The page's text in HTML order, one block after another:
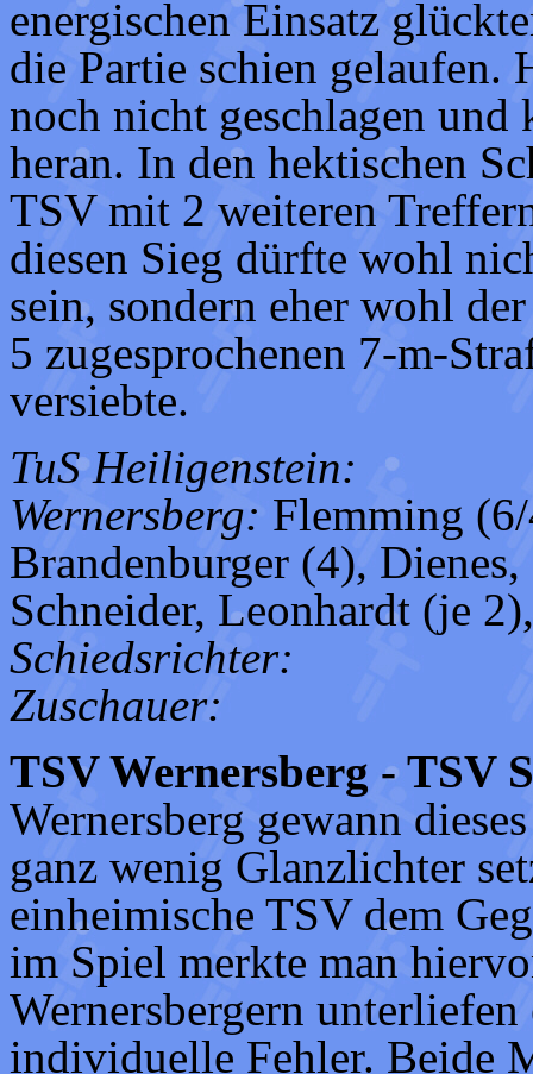
energischen Einsatz
die Partie schien gelaufen.
noch nicht geschlagen
heran. In den hektischen
TSV mit 2 weiteren
diesen Sieg dürfte wohl
sein, sondern eher wohl
5 zugesprochenen 7-m-
versiebte.
TuS Heiligenstein:
Wernersberg: Flemming
Brandenburger (4),
Schneider, Leonhardt (je
Schiedsrichter:
Zuschauer:
TSV Wernersberg - TSV
Wernersberg gewann
ganz wenig Glanzlichter
einheimische TSV dem
im Spiel merkte man
Wernersbergern
individuelle Fehler. Beide